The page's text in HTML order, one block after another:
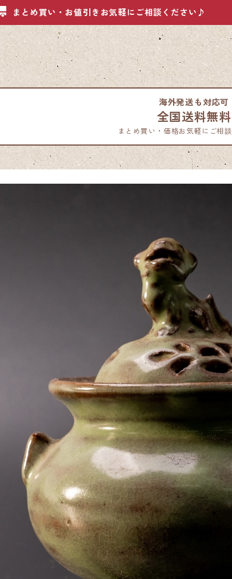
まとめ買い・お値引きお気軽にご相談ください♪
海外発送も対応可
全国送料無料
まとめ買い・価格お気軽にご相